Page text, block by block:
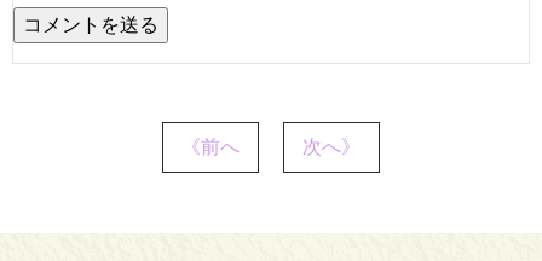
《前へ 次へ》